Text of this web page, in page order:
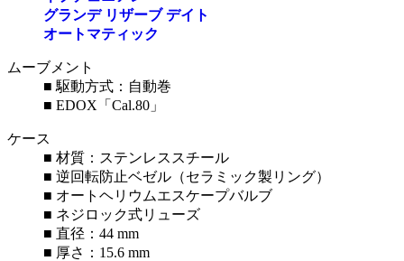
グランデ リザーブ デイト
オートマティック
ムーブメント
■ 駆動方式：自動巻
■ EDOX「Cal.80」
ケース
■ 材質：ステンレススチール
■ 逆回転防止ベゼル（セラミック製リング）
■ オートヘリウムエスケープバルブ
■ ネジロック式リューズ
■ 直径：44 mm
■ 厚さ：15.6 mm